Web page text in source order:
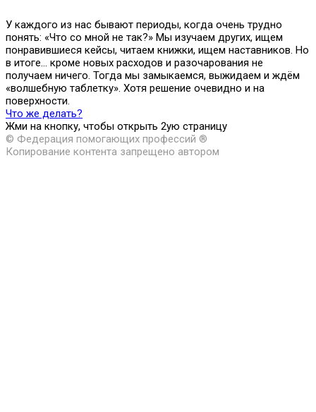
У каждого из нас бывают периоды, когда очень трудно
понять: «Что со мной не так?» Мы изучаем других, ищем
понравившиеся кейсы, читаем книжки, ищем наставников. Но
в итоге… кроме новых расходов и разочарования не
получаем ничего. Тогда мы замыкаемся, выжидаем и ждём
«волшебную таблетку». Хотя решение очевидно и на
поверхности.
Что же делать?
Жми на кнопку, чтобы открыть 2ую страницу
© Федерация помогающих профессий ®
Копирование контента запрещено автором